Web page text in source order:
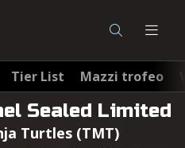
Tier List Mazzi trofeo
Sealed Limited
Turtles (TMT)